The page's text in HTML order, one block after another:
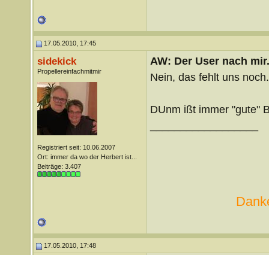
17.05.2010, 17:45
sidekick
Propellereinfachmitmir
Registriert seit: 10.06.2007
Ort: immer da wo der Herbert ist...
Beiträge: 3.407
AW: Der User nach
Nein, das fehlt uns noch.
DUnm ißt immer "gute"
17.05.2010, 17:48